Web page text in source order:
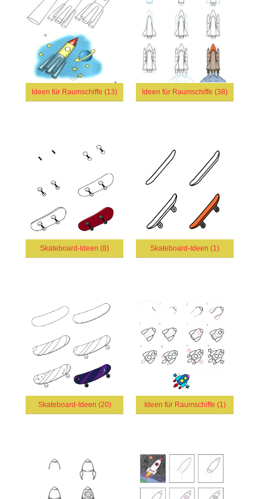
Ideen für Raumschiffe (13) Ideen für Raumschiffe (38)
Skateboard-Ideen (8) Skateboard-Ideen (1)
Skateboard-Ideen (20) Ideen für Raumschiffe (1)